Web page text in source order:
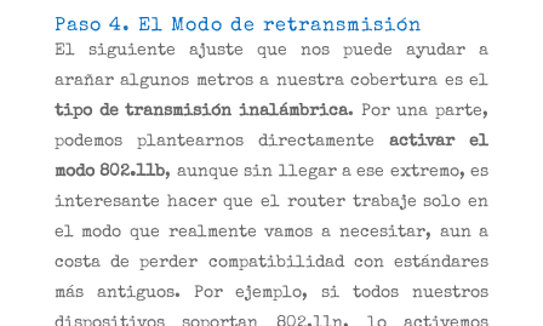
Paso 4. El Modo de retransmisión
El siguiente ajuste que nos puede ayudar a
arañar algunos metros a nuestra cobertura es el
tipo de transmisión inalámbrica. Por una parte,
podemos plantearnos directamenteactivar el
modo 802.11b, aunque sin llegar a ese extremo, es
interesante hacer que el router trabaje solo en
el modo que realmente vamos a necesitar, aun a
costa de perder compatibilidad con estándares
más antiguos. Por ejemplo, si todos nuestros